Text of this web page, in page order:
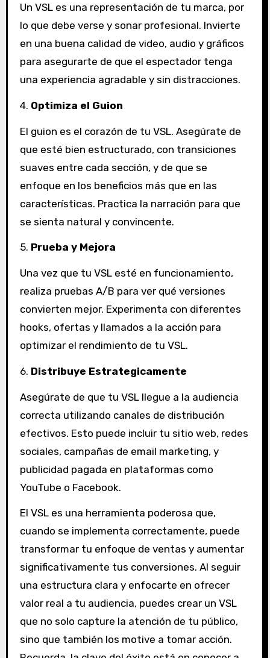
Un VSL es una representación de tu marca, por
lo que debe verse y sonar profesional. Invierte
en una buena calidad de video, audio y gráficos
para asegurarte de que el espectador tenga
una experiencia agradable y sin distracciones.
4. Optimiza el Guion
El guion es el corazón de tu VSL. Asegúrate de
que esté bien estructurado, con transiciones
suaves entre cada sección, y de que se
enfoque en los beneficios más que en las
características. Practica la narración para que
se sienta natural y convincente.
5. Prueba y Mejora
Una vez que tu VSL esté en funcionamiento,
realiza pruebas A/B para ver qué versiones
convierten mejor. Experimenta con diferentes
hooks, ofertas y llamados a la acción para
optimizar el rendimiento de tu VSL.
6. Distribuye Estrategicamente
Asegúrate de que tu VSL llegue a la audiencia
correcta utilizando canales de distribución
efectivos. Esto puede incluir tu sitio web, redes
sociales, campañas de email marketing, y
publicidad pagada en plataformas como
YouTube o Facebook.
El VSL es una herramienta poderosa que,
cuando se implementa correctamente, puede
transformar tu enfoque de ventas y aumentar
significativamente tus conversiones. Al seguir
una estructura clara y enfocarte en ofrecer
valor real a tu audiencia, puedes crear un VSL
que no solo capture la atención de tu público,
sino que también los motive a tomar acción.